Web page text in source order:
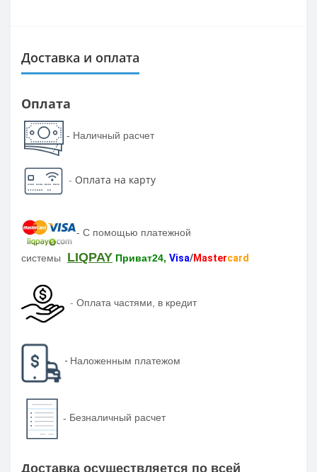
Доставка и оплата
Оплата
- Наличный расчет
- Оплата на карту
- С помощью платежной
системы LIQPAY Приват24, Visa/Mastercard
- Оплата частями, в кредит
- Наложенным платежом
- Безналичный расчет
Доставка осуществляется по всей